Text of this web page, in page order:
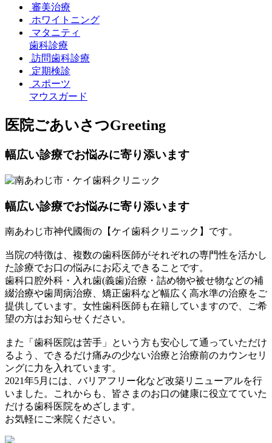
審美治療
ホワイトニング
マタニティ
歯科診療
訪問歯科診療
定期検診
スポーツ
マウスガード
医院ごあいさつGreeting
幅広い診療でお悩みに寄り添います
幅広い診療でお悩みに寄り添います
南あわじ市神代國衙の【ケイ歯科クリニック】です。
当院の特徴は、複数の歯科医師がそれぞれの専門性を活かし
た診療でお口の悩みにお応えできることです。
歯科口腔外科・入れ歯(義歯)治療・詰め物や被せ物などの補
綴治療や歯周病治療、矯正歯科など幅広く高水準の治療をご
提供しています。女性歯科医師も在籍していますので、ご希
望の方はお知らせください。
また「歯科医院は苦手」という方も安心して通っていただけ
るよう、できるだけ痛みの少ない治療と治療前のカウンセリ
ングに力を入れています。
2021年5月には、バリアフリー化など改築リニューアルを行
いました。これからも、皆さまのお口の健康に役立てていた
だける歯科医院をめざします。
お気軽にご来院ください。